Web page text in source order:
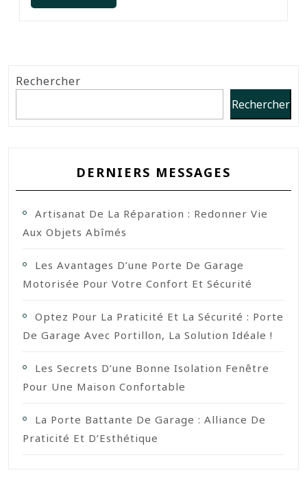
Rechercher
Rechercher
DERNIERS MESSAGES
Artisanat De La Réparation : Redonner Vie
Aux Objets Abîmés
Les Avantages D’une Porte De Garage
Motorisée Pour Votre Confort Et Sécurité
Optez Pour La Praticité Et La Sécurité : Porte
De Garage Avec Portillon, La Solution Idéale !
Les Secrets D’une Bonne Isolation Fenêtre
Pour Une Maison Confortable
La Porte Battante De Garage : Alliance De
Praticité Et D’Esthétique